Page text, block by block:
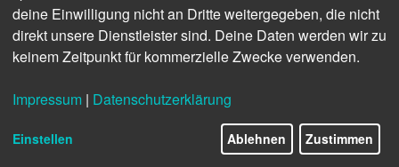
Spektrum der Automobilentwicklung.
Gehen wir dem Mythos auf den Grund:
Worüber reden wir beim Einsatz von KI im
deine Einwilligung nicht an Dritte weitergegeben, die nicht
direkt unsere Dienstleister sind. Deine Daten werden wir zu
keinem Zeitpunkt für kommerzielle Zwecke verwenden.
Impressum | Datenschutzerklärung
Einstellen Ablehnen Zustimmen